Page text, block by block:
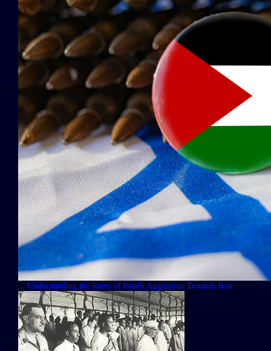
Understanding the Roots of Israeli Aggression Towards Iran